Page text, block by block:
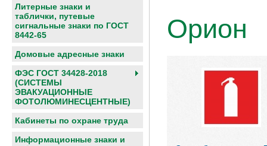
Литерные знаки и
таблички, путевые
сигнальные знаки по ГОСТ
8442-65
Домовые адресные знаки
ФЭС ГОСТ 34428-2018
(СИСТЕМЫ
ЭВАКУАЦИОННЫЕ
ФОТОЛЮМИНЕСЦЕНТНЫЕ)
Кабинеты по охране труда
Информационные знаки и
Орион